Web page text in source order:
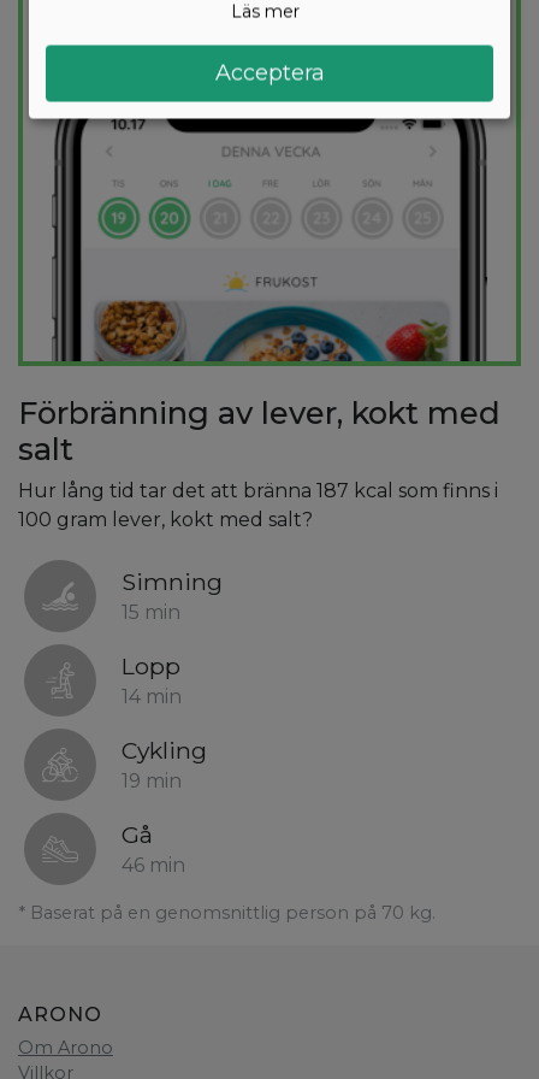
Förbränning av lever, kokt med
salt
Hur lång tid tar det att bränna 187 kcal som finns i
100 gram lever, kokt med salt?
Simning
15 min
Lopp
14 min
Cykling
19 min
Gå
46 min
* Baserat på en genomsnittlig person på 70 kg.
ARONO
Om Arono
Villkor
Läs mer
Acceptera